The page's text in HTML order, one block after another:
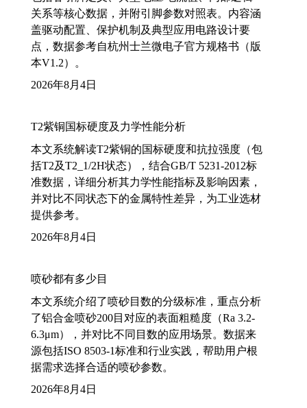
关系等核心数据，并附引脚参数对照表。内容涵
盖驱动配置、保护机制及典型应用电路设计要
点，数据参考自杭州士兰微电子官方规格书（版
本V1.2）。
2026年8月4日
T2紫铜国标硬度及力学性能分析
本文系统解读T2紫铜的国标硬度和抗拉强度（包
括T2及T2_1/2H状态），结合GB/T 5231-2012标
准数据，详细分析其力学性能指标及影响因素，
并对比不同状态下的金属特性差异，为工业选材
提供参考。
2026年8月4日
喷砂都有多少目
本文系统介绍了喷砂目数的分级标准，重点分析
了铝合金喷砂200目对应的表面粗糙度（Ra 3.2-
6.3μm），并对比不同目数的应用场景。数据来
源包括ISO 8503-1标准和行业实践，帮助用户根
据需求选择合适的喷砂参数。
2026年8月4日